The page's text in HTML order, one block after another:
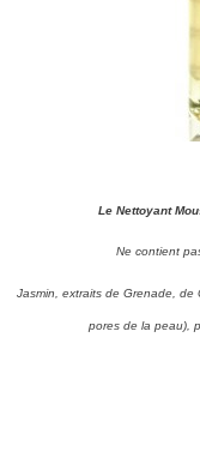
Le Nettoyant
Ne contient
Jasmin, extraits de Grenade, de
pores de la peau),